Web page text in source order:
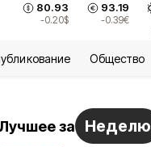
80.93
-0.20$
93.19
-0.39€
Общество
за Неделю